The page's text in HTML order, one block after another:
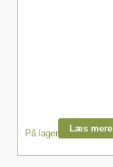
På lager Læs mere